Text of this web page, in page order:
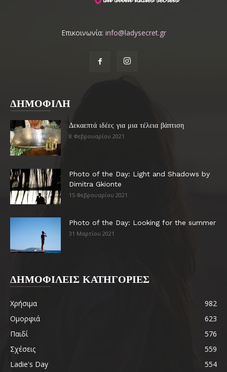
Επικοινωνία: info@ladysecret.gr
ΔΗΜΟΦΙΛΗ
Δεκαεπτά ιδέες για μια τέλεια βάπτιση
8 Φεβρουαρίου 2021
Photo of the Day: Light and Shadows by
Dimitra Gkionte
15 Φεβρουαρίου 2021
Photo of the Day: Looking for the summer
31 Μαρτίου 2021
ΔΗΜΟΦΙΛΕΙΣ ΚΑΤΗΓΟΡΙΕΣ
Χρήσιμα
982
Ομορφιά
623
Παιδί
576
Σχέσεις
559
Ladie's Day
554